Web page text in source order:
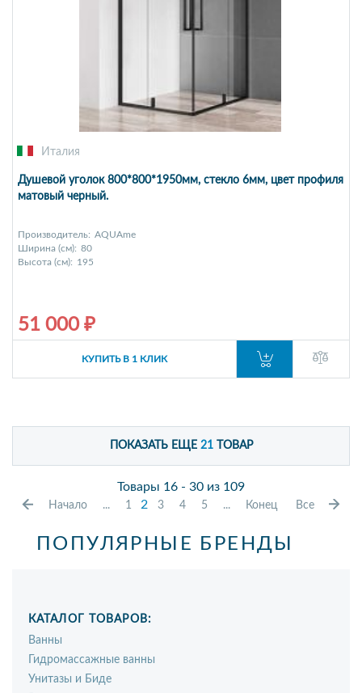
Италия
Душевой уголок 800*800*1950мм, стекло 6мм, цвет профиля
матовый черный.
Производитель: AQUAme
Ширина (см): 80
Высота (см): 195
51 000 ₽
КУПИТЬ В 1 КЛИК
ПОКАЗАТЬ ЕЩЕ21ТОВАР
Товары 16 - 30 из 109
Начало ... 1 2 3 4 5 ... Конец Все
ПОПУЛЯРНЫЕ БРЕНДЫ
КАТАЛОГ ТОВАРОВ:
Ванны
Гидромассажные ванны
Унитазы и Биде